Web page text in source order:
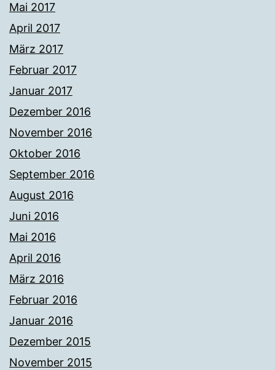
Mai 2017
April 2017
März 2017
Februar 2017
Januar 2017
Dezember 2016
November 2016
Oktober 2016
September 2016
August 2016
Juni 2016
Mai 2016
April 2016
März 2016
Februar 2016
Januar 2016
Dezember 2015
November 2015